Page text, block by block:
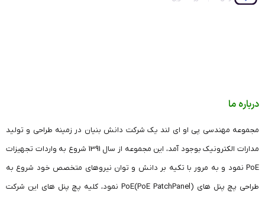
درباره ما
مجموعه مهندسی پی او ای لند یک شرکت دانش بنیان در زمینه طراحی و تولید
مدارات الکترونیک بوجود آمد، این مجموعه از سال 1391 شروع به واردات تجهیزات
PoE نمود و به مرور با تکیه بر دانش و توان نیروهای متخصص خود شروع به
طراحی پچ پنل های (PoE PatchPanel)PoE نمود، کلیه پچ پنل های این شرکت